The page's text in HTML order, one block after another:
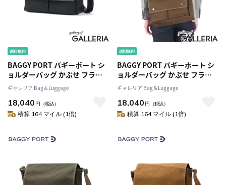
BAGGY PORT バギーポート シ
ョルダーバッグ かぶせ フラッ
プ A4 フラップショルダー
SHELTER DUCK 横型ショルダ
ーバッグ(L) INS-603
ギャレリア Bag＆Luggage
18,040 円 （税込）
積算 164 マイル (1倍)
BAGGY PORT バギーポート シ
ョルダーバッグ かぶせ フラッ
プ A4 フラップショルダー
SHELTER DUCK 横型ショルダ
ーバッグ(L) INS-603
ギャレリア Bag＆Luggage
18,040 円 （税込）
積算 164 マイル (1倍)